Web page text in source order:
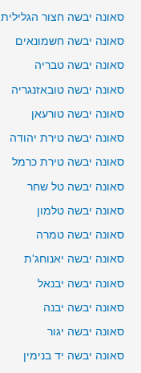
סאונה יבשה חצור הגלילית
סאונה יבשה חשמונאים
סאונה יבשה טבריה
סאונה יבשה טובאזנגריה
סאונה יבשה טורעאן
סאונה יבשה טירת יהודה
סאונה יבשה טירת כרמל
סאונה יבשה טל שחר
סאונה יבשה טלמון
סאונה יבשה טמרה
סאונה יבשה יאנוחג'ת
סאונה יבשה יבנאל
סאונה יבשה יבנה
סאונה יבשה יגור
סאונה יבשה יד בנימין